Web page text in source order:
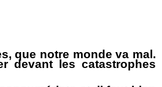
que notre monde va mal.
devant les catastrophes